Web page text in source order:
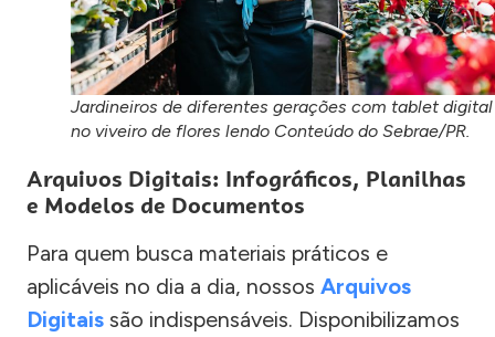
Jardineiros de diferentes gerações com tablet digital
no viveiro de flores lendo Conteúdo do Sebrae/PR.
Arquivos Digitais: Infográficos, Planilhas
e Modelos de Documentos
Para quem busca materiais práticos e
aplicáveis no dia a dia, nossos Arquivos
Digitais são indispensáveis. Disponibilizamos